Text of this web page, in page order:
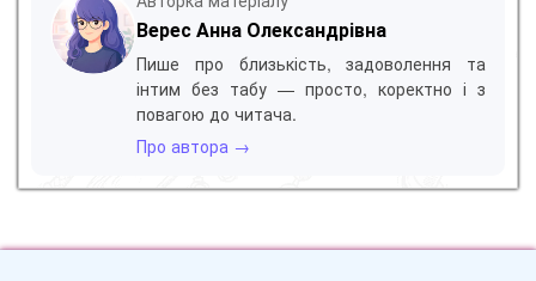
Верес Анна Олександрівна
Пише про близькість, задоволення та
інтим без табу — просто, коректно і з
повагою до читача.
Про автора →